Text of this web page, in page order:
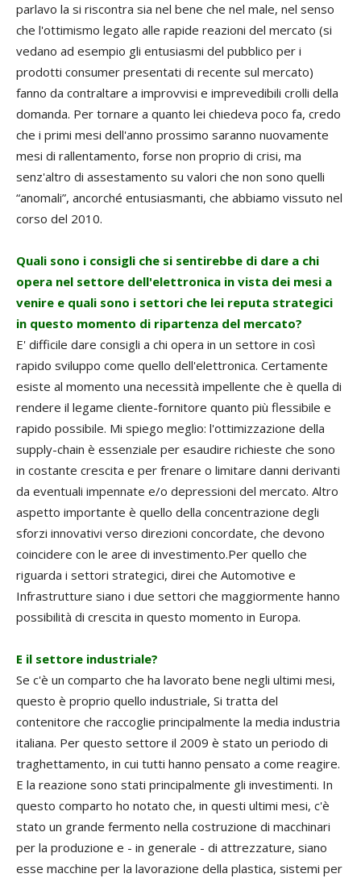
parlavo la si riscontra sia nel bene che nel male, nel senso
che l'ottimismo legato alle rapide reazioni del mercato (si
vedano ad esempio gli entusiasmi del pubblico per i
prodotti consumer presentati di recente sul mercato)
fanno da contraltare a improvvisi e imprevedibili crolli della
domanda. Per tornare a quanto lei chiedeva poco fa, credo
che i primi mesi dell'anno prossimo saranno nuovamente
mesi di rallentamento, forse non proprio di crisi, ma
senz'altro di assestamento su valori che non sono quelli
“anomali”, ancorché entusiasmanti, che abbiamo vissuto nel
corso del 2010.
Quali sono i consigli che si sentirebbe di dare a chi
opera nel settore dell'elettronica in vista dei mesi a
venire e quali sono i settori che lei reputa strategici
in questo momento di ripartenza del mercato?
E' difficile dare consigli a chi opera in un settore in così
rapido sviluppo come quello dell'elettronica. Certamente
esiste al momento una necessità impellente che è quella di
rendere il legame cliente-fornitore quanto più flessibile e
rapido possibile. Mi spiego meglio: l'ottimizzazione della
supply-chain è essenziale per esaudire richieste che sono
in costante crescita e per frenare o limitare danni derivanti
da eventuali impennate e/o depressioni del mercato. Altro
aspetto importante è quello della concentrazione degli
sforzi innovativi verso direzioni concordate, che devono
coincidere con le aree di investimento.Per quello che
riguarda i settori strategici, direi che Automotive e
Infrastrutture siano i due settori che maggiormente hanno
possibilità di crescita in questo momento in Europa.
E il settore industriale?
Se c'è un comparto che ha lavorato bene negli ultimi mesi,
questo è proprio quello industriale, Si tratta del
contenitore che raccoglie principalmente la media industria
italiana. Per questo settore il 2009 è stato un periodo di
traghettamento, in cui tutti hanno pensato a come reagire.
E la reazione sono stati principalmente gli investimenti. In
questo comparto ho notato che, in questi ultimi mesi, c'è
stato un grande fermento nella costruzione di macchinari
per la produzione e - in generale - di attrezzature, siano
esse macchine per la lavorazione della plastica, sistemi per